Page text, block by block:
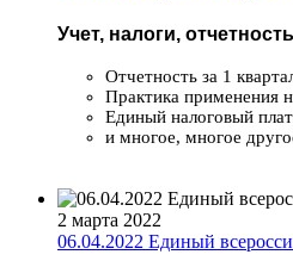
Учет, налоги, отчетность
Отчетность за 1
Практика
Единый налоговый
и многое, многое
2 марта 2022
06.04.2022 Единый